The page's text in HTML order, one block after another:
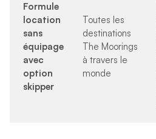
Formule
location
sans
équipage
avec
option
skipper
Toutes les
destinations
The Moorings
à travers le
monde